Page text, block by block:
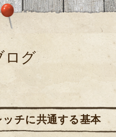
グ
チに共通する基本